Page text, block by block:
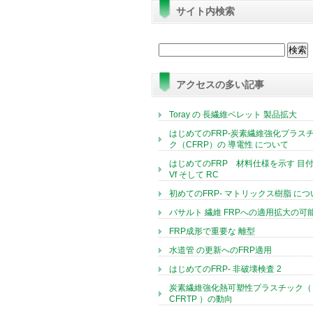
サイト内検索
検
索:
アクセスの多い記事
Toray の 長繊維ペレット 製品拡大
はじめてのFRP-炭素繊維強化プラス
ク（CFRP）の 導電性 について
はじめてのFRP 材料仕様を示す 目付
Vf そして RC
初めてのFRP- マトリックス樹脂 につ
バサルト 繊維 FRPへの適用拡大の可
FRP成形で重要な 離型
水道管 の更新へのFRP適用
はじめてのFRP- 非破壊検査 2
炭素繊維強化熱可塑性プラスチック（
CFRTP ）の動向